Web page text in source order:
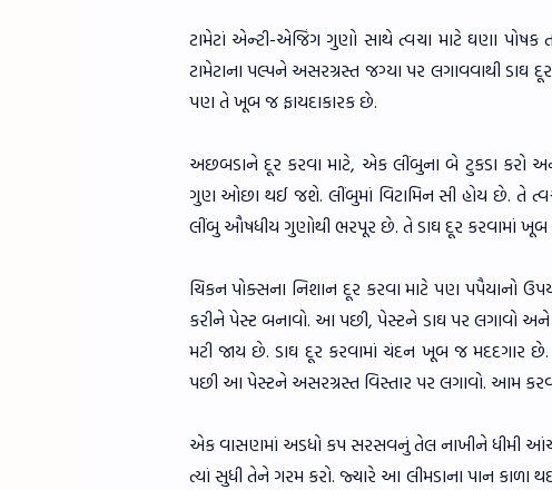
ટામેટાં એન્ટી-એજિંગ ગુણો સાથે ત્વચા માટે ઘણા પોષક
ટામેટાના પલ્પને અસરગ્રસ્ત જગ્યા પર લગાવવાથી
પણ તે ખૂબ જ ફાયદાકારક છે.
અછબડાને દૂર કરવા માટે, એક લીંબુના બે ટુકડા કરો
ગુણ ઓછા થઈ જશે. લીંબુમાં વિટામિન સી હોય છે. તે
લીંબુ ઔષધીય ગુણોથી ભરપૂર છે. તે ડાઘ દૂર કરવામાં
ચિકન પોક્સના નિશાન દૂર કરવા માટે પણ પપૈયાનો
કરીને પેસ્ટ બનાવો. આ પછી, પેસ્ટને ડાઘ પર લગાવો અને
મટી જાય છે. ડાઘ દૂર કરવામાં ચંદન ખૂબ જ મદદગાર
પછી આ પેસ્ટને અસરગ્રસ્ત વિસ્તાર પર લગાવો. આમ
એક વાસણમાં અડધો કપ સરસવનું તેલ નાખીને ધીમી આંચ
ત્યાં સુધી તેને ગરમ કરો. જ્યારે આ લીમડાના પાન કાળા